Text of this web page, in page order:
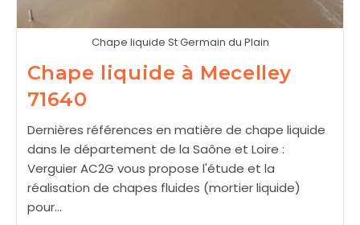
Chape liquide St Germain du Plain
Chape liquide à Mecelley
71640
Dernières références en matière de chape liquide
dans le département de la Saône et Loire :
Verguier AC2G vous propose l'étude et la
réalisation de chapes fluides (mortier liquide)
pour…